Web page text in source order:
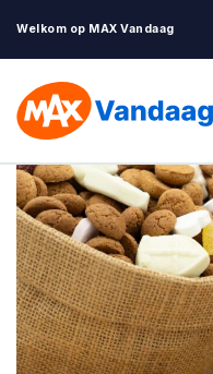
Welkom op MAX Vandaag